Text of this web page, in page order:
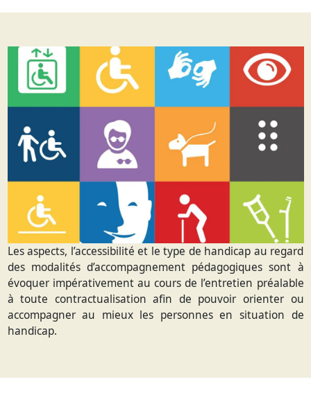
Les aspects, l’accessibilité et le type de handicap au regard
des modalités d’accompagnement pédagogiques sont à
évoquer impérativement au cours de l’entretien préalable
à toute contractualisation afin de pouvoir orienter ou
accompagner au mieux les personnes en situation de
handicap.